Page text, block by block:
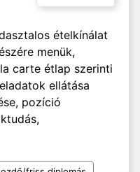
ételkínálat
menük,
carte étlap szerinti
ellátása
pozíció